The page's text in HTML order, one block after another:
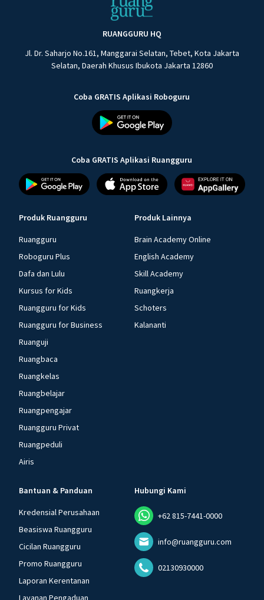
RUANGGURU HQ
Jl. Dr. Saharjo No.161, Manggarai Selatan, Tebet, Kota Jakarta
Selatan, Daerah Khusus Ibukota Jakarta 12860
Coba GRATIS Aplikasi Roboguru
Coba GRATIS Aplikasi Ruangguru
Produk Ruangguru
Ruangguru
Roboguru Plus
Dafa dan Lulu
Kursus for Kids
Ruangguru for Kids
Ruangguru for Business
Ruanguji
Ruangbaca
Ruangkelas
Ruangbelajar
Ruangpengajar
Ruangguru Privat
Ruangpeduli
Airis
Produk Lainnya
Brain Academy Online
English Academy
Skill Academy
Ruangkerja
Schoters
Kalananti
Bantuan & Panduan
Kredensial Perusahaan
Beasiswa Ruangguru
Cicilan Ruangguru
Promo Ruangguru
Laporan Kerentanan
Layanan Pengaduan
Hubungi Kami
+62 815-7441-0000
info@ruangguru.com
02130930000